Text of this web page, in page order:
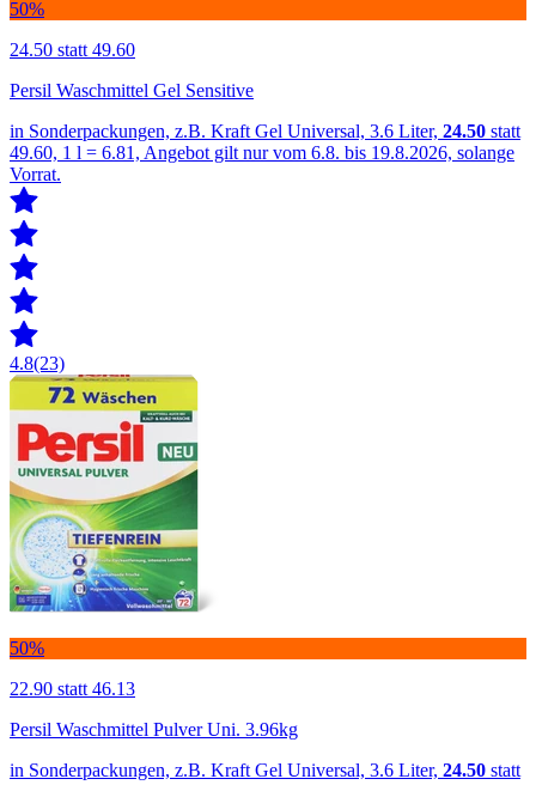
50%
24.50 statt 49.60
Persil Waschmittel Gel Sensitive
in Sonderpackungen, z.B. Kraft Gel Universal, 3.6 Liter, 24.50 statt
49.60, 1 l = 6.81, Angebot gilt nur vom 6.8. bis 19.8.2026, solange
Vorrat.
4.8(23)
50%
22.90 statt 46.13
Persil Waschmittel Pulver Uni. 3.96kg
in Sonderpackungen, z.B. Kraft Gel Universal, 3.6 Liter, 24.50 statt